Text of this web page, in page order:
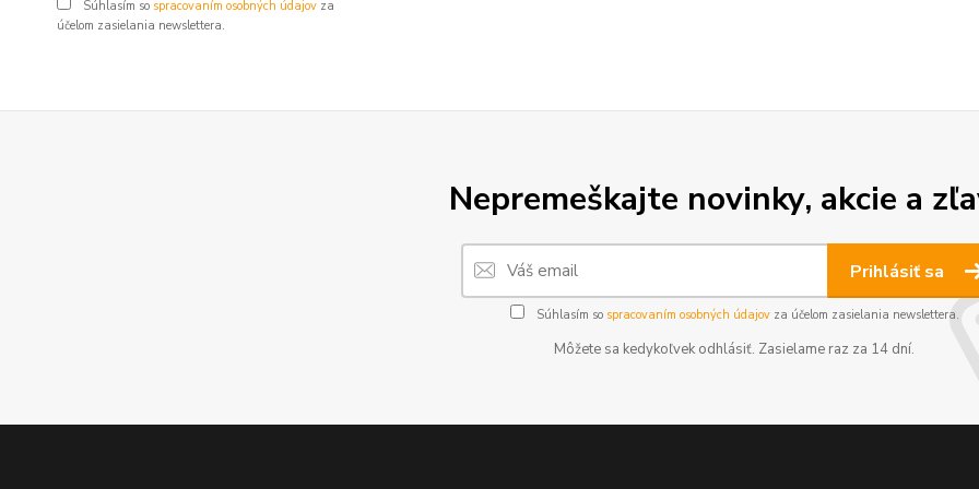
Súhlasím so spracovaním osobných údajov za
účelom zasielania newslettera.
Nepremeškajte novinky, akcie a
Prihlásiť sa
Súhlasím so spracovaním osobných údajovza účelom zasielania newslettera.
Môžete sa kedykoľvek odhlásiť. Zasielame raz za 14 dní.